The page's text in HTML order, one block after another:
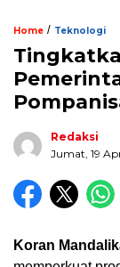
Home / Teknologi
Redaksi
Jumat, 19
Koran